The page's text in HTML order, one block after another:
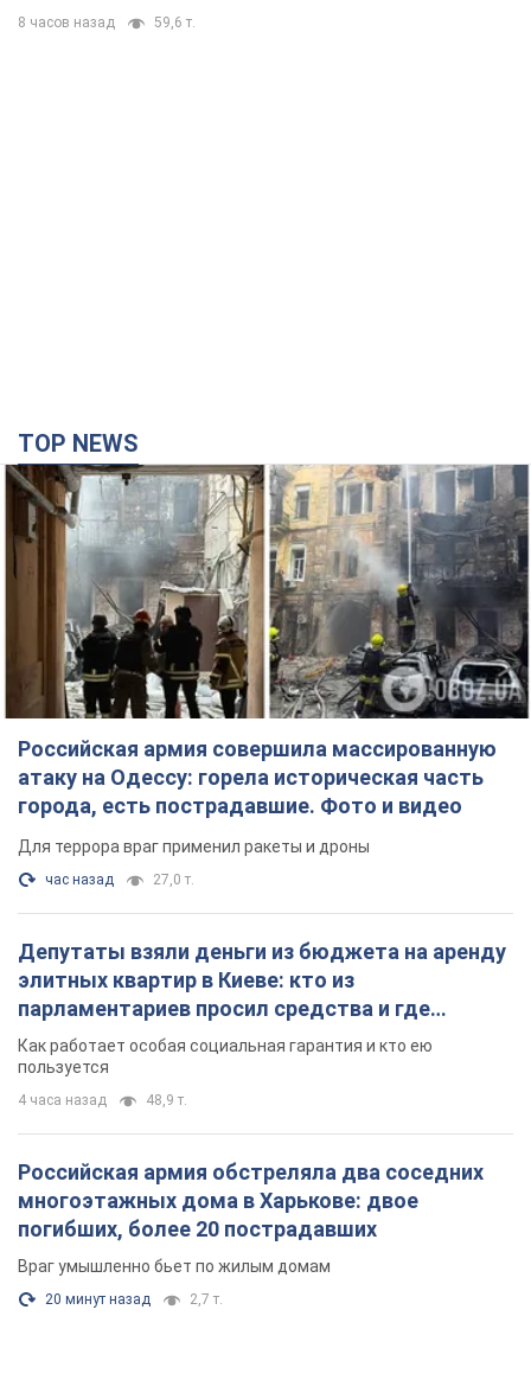
8 часов назад 59,6 т.
TOP NEWS
Российская армия совершила массированную
атаку на Одессу: горела историческая часть
города, есть пострадавшие. Фото и видео
Для террора враг применил ракеты и дроны
час назад 27,0 т.
Депутаты взяли деньги из бюджета на аренду
элитных квартир в Киеве: кто из
парламентариев просил средства и где
поселился
Как работает особая социальная гарантия и кто ею
пользуется
4 часа назад 48,9 т.
Российская армия обстреляла два соседних
многоэтажных дома в Харькове: двое
погибших, более 20 пострадавших
Враг умышленно бьет по жилым домам
20 минут назад 2,7 т.